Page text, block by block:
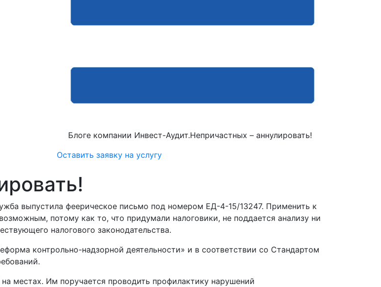
Блоге компании Инвест-Аудит.Непричастных – аннулировать!
Оставить заявку на услугу
выпустила феерическое письмо под номером ЕД-4-15/13247. Применить к
потому как то, что придумали налоговики, не поддается анализу ни
налогового законодательства.
контрольно-надзорной деятельности» и в соответствии со Стандартом
местах. Им поручается проводить профилактику нарушений